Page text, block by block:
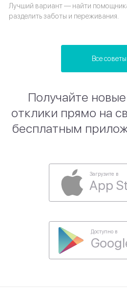
Лучший вариант — найти
разделить заботы и переживания.
Все советы
Получайте
отклики прямо на
бесплатным
Загрузите в
App
Доступно в